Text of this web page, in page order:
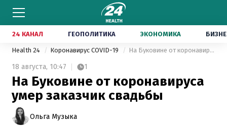
24 КАНАЛ ГЕОПОЛИТИКА ЭКОНОМИКА
Health 24 Коронавирус COVID-19 На Буковине от коронавируса умер заказчик свадьбы
18 августа, 10:47 1
На Буковине от коронавируса
умер заказчик свадьбы
Ольга Музыка